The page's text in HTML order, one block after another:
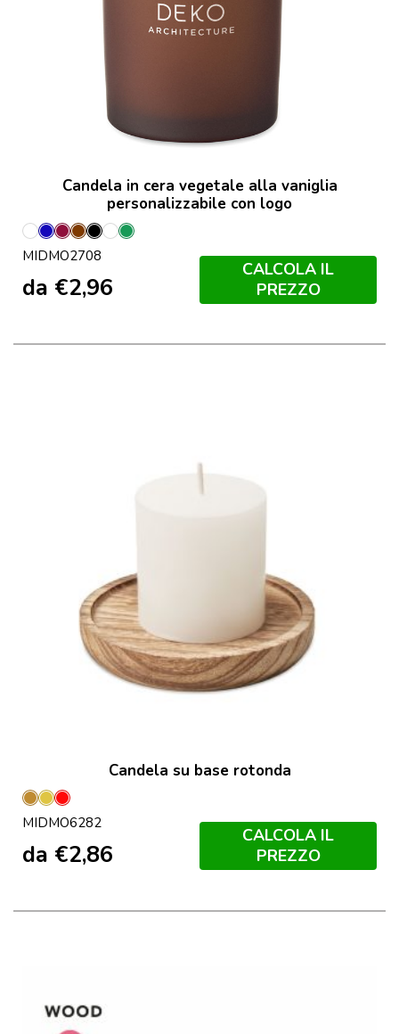
Candela in cera vegetale alla vaniglia
personalizzabile con logo
Bianco
BluBorgogna
Marrone
NeroTrasparente
Verde
MIDMO2708
da €2,96
CALCOLA IL
PREZZO
Candela su base rotonda
Legno
OroRosso
MIDMO6282
da €2,86
CALCOLA IL
PREZZO